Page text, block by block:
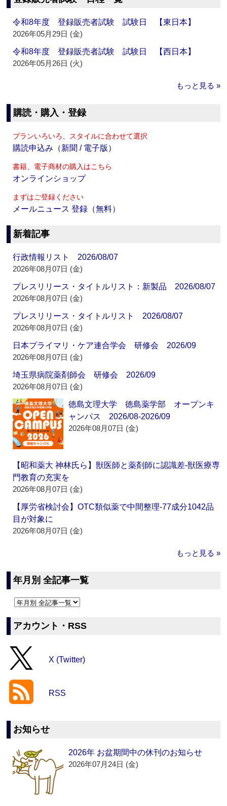
令和8年度 登録販売者試験 試験日 【東日本】
2026年05月29日 (金)
令和8年度 登録販売者試験 試験日 【西日本】
2026年05月26日 (火)
もっと見る »
購読・購入・登録
プランいろいろ、スタイルに合わせて選択
購読申込み（新聞 / 電子版）
書籍、電子商材の購入はこちら
オンラインショップ
まずはご登録ください
メールニュース 登録（無料）
新着記事
行政情報リスト 2026/08/07
2026年08月07日 (金)
プレスリリース・タイトルリスト：新製品 2026/08/07
2026年08月07日 (金)
プレスリリース・タイトルリスト 2026/08/07
2026年08月07日 (金)
日本プライマリ・ケア連合学会 研修会 2026/09
2026年08月07日 (金)
埼玉県病院薬剤師会 研修会 2026/09
2026年08月07日 (金)
徳島文理大学 徳島薬学部 オープンキ
ャンパス 2026/08-2026/09
2026年08月07日 (金)
【昭和薬大 神林氏ら】獣医師と薬剤師に認識差‐獣医療専
門教育の充実を
2026年08月07日 (金)
【厚労省検討会】OTC類似薬で中間整理‐77成分1042品
目が対象に
2026年08月07日 (金)
もっと見る »
年月別 全記事一覧
アカウント・RSS
X (Twitter)
RSS
お知らせ
2026年 お盆期間中の休刊のお知らせ
2026年07月24日 (金)